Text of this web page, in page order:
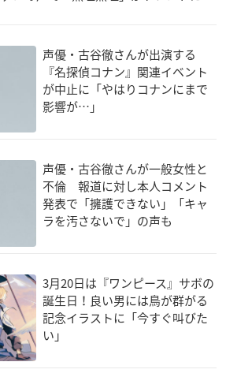
孫天空 マルティ
新・巨人の星
星飛雄馬
巨人の星
星飛雄馬
銀河英雄伝説 Die Ne
ue These 星乱 第3章
声優・古谷徹さんが出演する
『名探偵コナン』関連イベント
が中止に「やはりコナンにまで
影響が…」
声優・古谷徹さんが一般女性と
不倫 報道に対し本人コメント
発表で「擁護できない」「キャ
ラを汚さないで」の声も
3月20日は『ワンピース』サボの
誕生日！良い男には鳥が群がる
記念イラストに「今すぐ叫びた
い」